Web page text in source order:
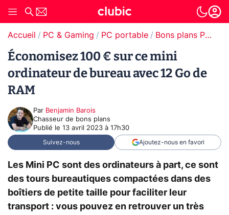
Accueil PC & Gaming PC portable Bons plans PC portable
Économisez 100 € sur ce mini
ordinateur de bureau avec 12 Go de
RAM
Par Benjamin Barois
Chasseur de bons plans
Publié le 13 avril 2023 à 17h30
Suivez-nous Ajoutez-nous en favori
Les Mini PC sont des ordinateurs à part, ce sont
des tours bureautiques compactées dans des
boîtiers de petite taille pour faciliter leur
transport : vous pouvez en retrouver un très